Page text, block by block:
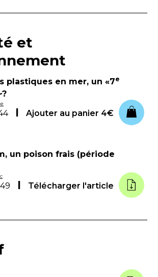
et
plastiques en mer, un «7e
Ajouter au panier 4€
un poison frais (période
Télécharger l'article